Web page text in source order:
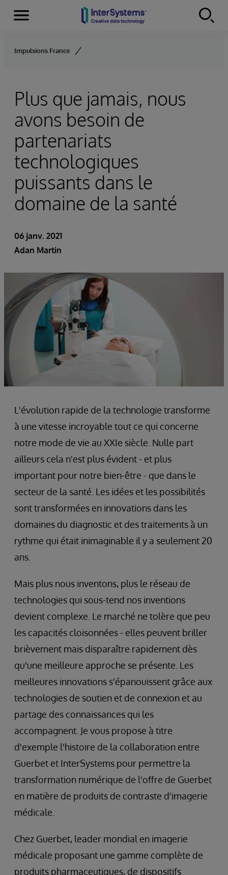
Skip to content
Menu
Impulsions France
Plus que jamais, nous
avons besoin de
partenariats
technologiques
puissants dans le
domaine de la santé
06 janv. 2021
Adan Martin
L'évolution rapide de la technologie transforme
à une vitesse incroyable tout ce qui concerne
notre mode de vie au XXIe siècle. Nulle part
ailleurs cela n'est plus évident - et plus
important pour notre bien-être - que dans le
secteur de la santé. Les idées et les possibilités
sont transformées en innovations dans les
domaines du diagnostic et des traitements à un
rythme qui était inimaginable il y a seulement 20
ans.
Mais plus nous inventons, plus le réseau de
technologies qui sous-tend nos inventions
devient complexe. Le marché ne tolère que peu
les capacités cloisonnées - elles peuvent briller
brièvement mais disparaître rapidement dès
qu'une meilleure approche se présente. Les
meilleures innovations s'épanouissent grâce aux
technologies de soutien et de connexion et au
partage des connaissances qui les
accompagnent. Je vous propose à titre
d'exemple l'histoire de la collaboration entre
Guerbet et InterSystems pour permettre la
transformation numérique de l'offre de Guerbet
en matière de produits de contraste d'imagerie
médicale.
Chez Guerbet, leader mondial en imagerie
médicale proposant une gamme complète de
produits pharmaceutiques, de dispositifs